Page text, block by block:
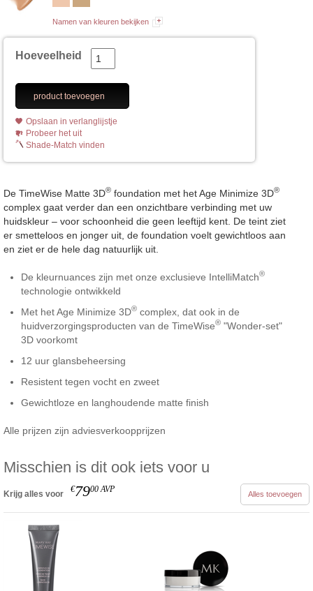
Namen van kleuren bekijken
Hoeveelheid
product toevoegen
Opslaan in verlanglijstje
Probeer het uit
Shade-Match vinden
De TimeWise Matte 3D® foundation met het Age Minimize 3D®
complex gaat verder dan een onzichtbare verbinding met uw
huidskleur – voor schoonheid die geen leeftijd kent. De teint ziet
er smetteloos en jonger uit, de foundation voelt gewichtloos aan
en ziet er de hele dag natuurlijk uit.
De kleurnuances zijn met onze exclusieve IntelliMatch®
technologie ontwikkeld
Met het Age Minimize 3D® complex, dat ook in de
huidverzorgingsproducten van de TimeWise® "Wonder-set"
3D voorkomt
12 uur glansbeheersing
Resistent tegen vocht en zweet
Gewichtloze en langhoudende matte finish
Alle prijzen zijn adviesverkoopprijzen
Misschien is dit ook iets voor u
Krijg alles voor €7900 AVP Alles toevoegen